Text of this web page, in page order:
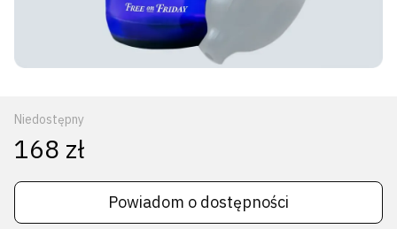
Niedostępny
168 zł
Powiadom o dostępności